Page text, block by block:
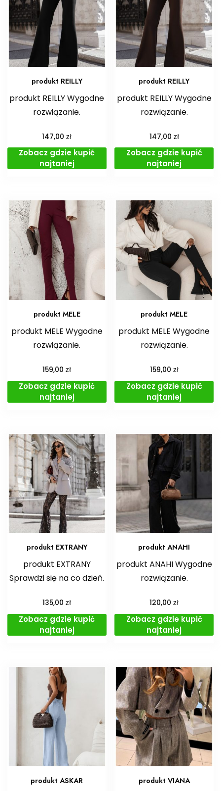
produkt REILLY
produkt REILLY Wygodne
rozwiązanie.
147,00zł
Zobacz gdzie kupić
najtaniej
produkt REILLY
produkt REILLY Wygodne
rozwiązanie.
147,00 zł
Zobacz gdzie kupić
najtaniej
produkt MELE
produkt MELE Wygodne
rozwiązanie.
159,00zł
Zobacz gdzie kupić
najtaniej
produkt MELE
produkt MELE Wygodne
rozwiązanie.
159,00 zł
Zobacz gdzie kupić
najtaniej
produkt EXTRANY
produkt EXTRANY
Sprawdzi się na co dzień.
135,00zł
Zobacz gdzie kupić
najtaniej
produkt ANAHI
produkt ANAHI Wygodne
rozwiązanie.
120,00zł
Zobacz gdzie kupić
najtaniej
produkt ASKAR produkt VIANA